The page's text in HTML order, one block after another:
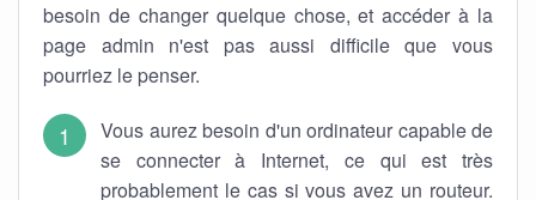
besoin de changer quelque chose, et accéder à la
page admin n'est pas aussi difficile que vous
pourriez le penser.
Vous aurez besoin d'un ordinateur capable de
se connecter à Internet, ce qui est très
probablement le cas si vous avez un routeur.